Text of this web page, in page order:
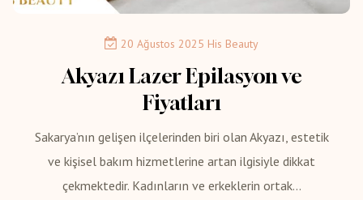
20 Ağustos 2025 His Beauty
Akyazı Lazer Epilasyon ve
Fiyatları
Sakarya’nın gelişen ilçelerinden biri olan Akyazı, estetik
ve kişisel bakım hizmetlerine artan ilgisiyle dikkat
çekmektedir. Kadınların ve erkeklerin ortak...